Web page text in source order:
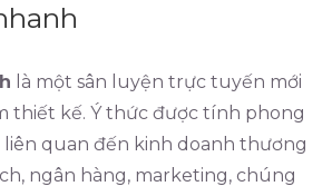
là một sân luyện trực tuyến mới
thiết kế. Ý thức được tính phong
quan đến kinh doanh thương
ngân hàng, marketing, chúng